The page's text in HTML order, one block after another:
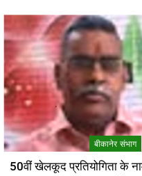
बीकानेर संभाग
50वीं खेलकूद प्रतियोगिता के